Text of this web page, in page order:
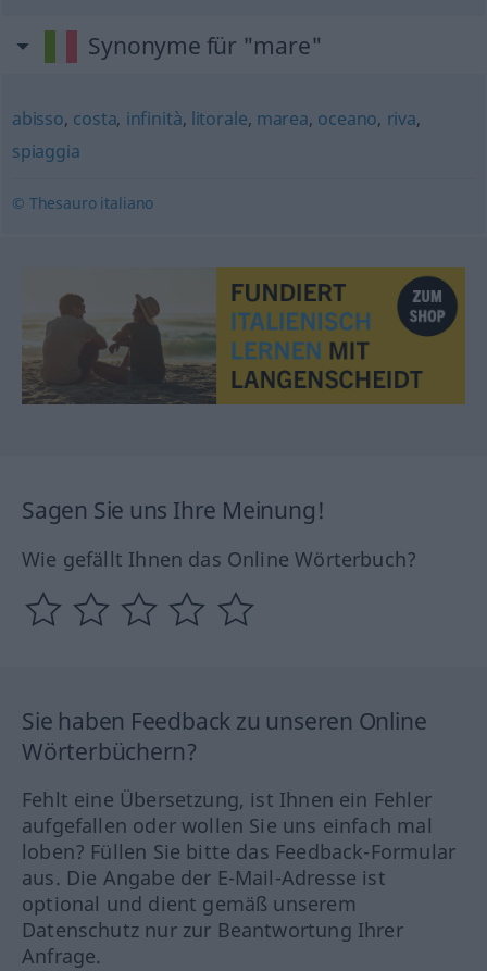
Synonyme für "mare"
abisso, costa, infinità, litorale, marea, oceano, riva,
spiaggia
© Thesauro italiano
Sagen Sie uns Ihre Meinung!
Wie gefällt Ihnen das Online Wörterbuch?
Sie haben Feedback zu unseren Online
Wörterbüchern?
Fehlt eine Übersetzung, ist Ihnen ein Fehler
aufgefallen oder wollen Sie uns einfach mal
loben? Füllen Sie bitte das Feedback-Formular
aus. Die Angabe der E-Mail-Adresse ist
optional und dient gemäß unserem
Datenschutz nur zur Beantwortung Ihrer
Anfrage.